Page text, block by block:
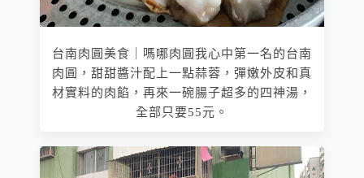
台南肉圓美食｜嗎哪肉圓我心中第一名的台南
肉圓，甜甜醬汁配上一點蒜蓉，彈嫩外皮和真
材實料的肉餡，再來一碗腸子超多的四神湯，
全部只要55元。